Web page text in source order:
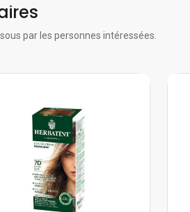
par les personnes intéressées.